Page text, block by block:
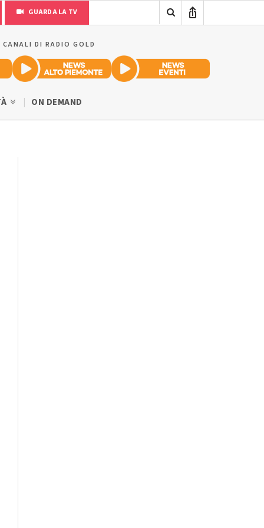
GUARDA LA TV
DI RADIO GOLD
ON DEMAND